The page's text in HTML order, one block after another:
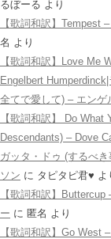
るぼーる より
【歌詞和訳】Tempest
名 より
【歌詞和訳】Love Me
Engelbert
全てで愛して) – エンゲ
【歌詞和訳】 Do
Descendants) – Dove
ガッタ・ドゥ (するべ
ソン に タピタピ君♥️ よ
【歌詞和訳】
ー に 匿名 より
【歌詞和訳】Go West